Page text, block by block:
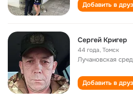
Добавить в
Сергей Кригер
44 года,Томск
Лучановская
Добавить в